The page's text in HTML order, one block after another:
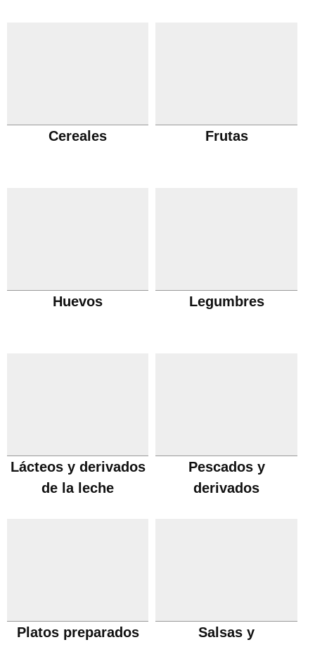
Cereales Frutas
Huevos Legumbres
Lácteos y derivados
de la leche
Pescados y
derivados
Platos preparados
Salsas y